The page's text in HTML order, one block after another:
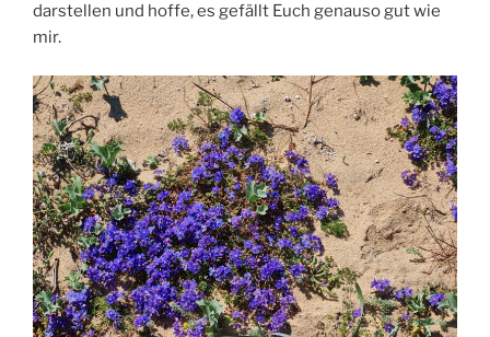
darstellen und hoffe, es gefällt Euch genauso gut wie
mir.